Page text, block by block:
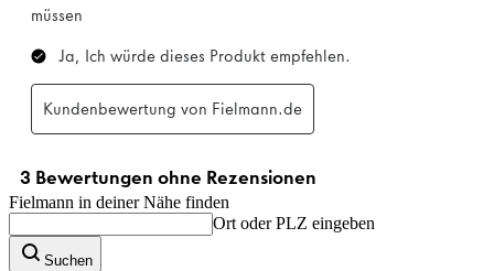
Fielmann in deiner Nähe finden
Ort oder PLZ eingeben
Suchen